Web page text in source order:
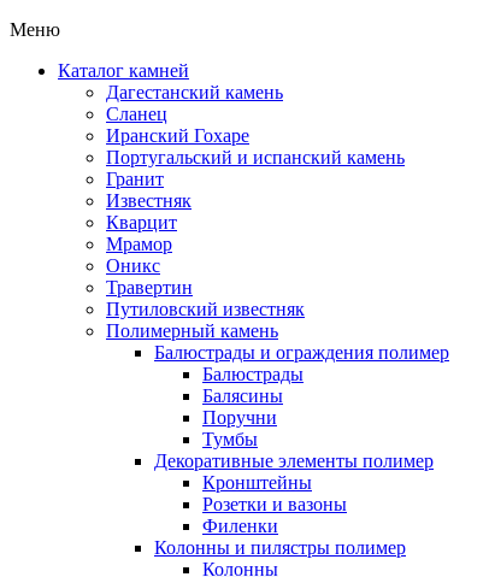
Меню
Каталог камней
Дагестанский камень
Сланец
Иранский Гохаре
Португальский и испанский камень
Гранит
Известняк
Кварцит
Мрамор
Оникс
Травертин
Путиловский известняк
Полимерный камень
Балюстрады и ограждения полимер
Балюстрады
Балясины
Поручни
Тумбы
Декоративные элементы полимер
Кронштейны
Розетки и вазоны
Филенки
Колонны и пилястры полимер
Колонны